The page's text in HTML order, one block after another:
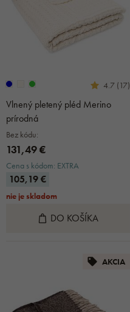
4.7 (17)
Vlnený pletený pléd Merino
prírodná
Bez kódu:
131,49 €
Cena s kódom: EXTRA
105,19 €
nie je skladom
DO KOŠÍKA
AKCIA